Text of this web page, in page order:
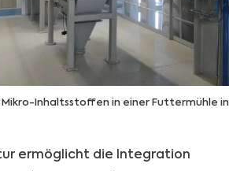
Mikro-Inhaltsstoffen in einer Futtermühle in
ermöglicht die Integration